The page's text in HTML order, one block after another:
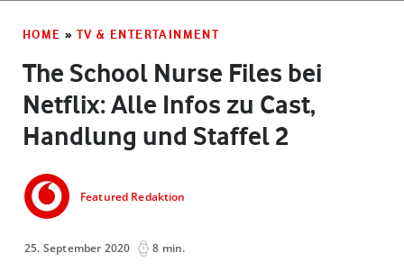
HOME » TV & ENTERTAINMENT
The School Nurse Files bei
Netflix: Alle Infos zu Cast,
Handlung und Staffel 2
Featured Redaktion
25. September 2020 8 min.